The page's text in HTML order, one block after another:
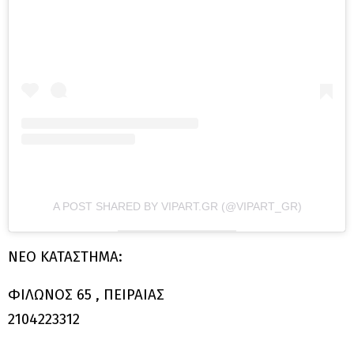
A POST SHARED BY VIPART.GR (@VIPART_GR)
ΝΕΟ ΚΑΤΑΣΤΗΜΑ:
ΦΙΛΩΝΟΣ 65 , ΠΕΙΡΑΙΑΣ
2104223312